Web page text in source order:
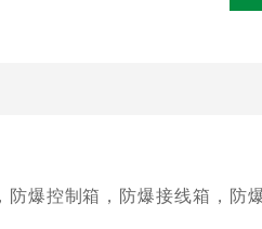
防爆控制箱，防爆接线箱，